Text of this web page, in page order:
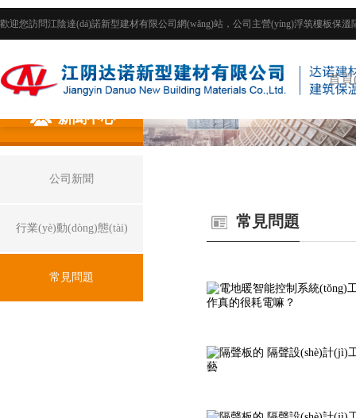
歡迎您訪問江陰達(dá)諾新型建材有限公司網(wǎng)站，公司主營(yíng)浮筑樓板保溫
首頁
新聞中心
公司新聞
行業(yè)動(dòng)態(tài)
常見問題
常見問題